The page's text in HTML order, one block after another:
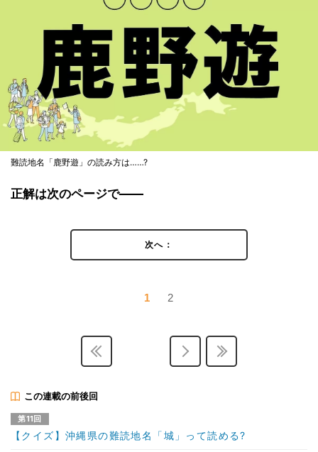
難読地名「鹿野遊」の読み方は……?
正解は次のページで――
次へ：
1 2
この連載の前後回
第11回
【クイズ】沖縄県の難読地名「城」って読める?